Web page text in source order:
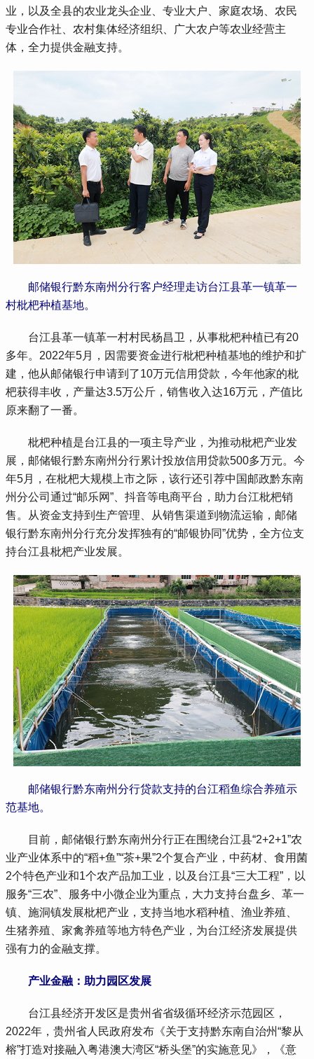
业，以及全县的农业龙头企业、专业大户、家庭农场、农民
专业合作社、农村集体经济组织、广大农户等农业经营主
体，全力提供金融支持。
邮储银行黔东南州分行客户经理走访台江县革一镇革一
村枇杷种植基地。
台江县革一镇革一村村民杨昌卫，从事枇杷种植已有20
多年。2022年5月，因需要资金进行枇杷种植基地的维护和扩
建，他从邮储银行申请到了10万元信用贷款，今年他家的枇
杷获得丰收，产量达3.5万公斤，销售收入达16万元，产值比
原来翻了一番。
枇杷种植是台江县的一项主导产业，为推动枇杷产业发
展，邮储银行黔东南州分行累计投放信用贷款500多万元。今
年5月，在枇杷大规模上市之际，该行还引荐中国邮政黔东南
州分公司通过“邮乐网”、抖音等电商平台，助力台江枇杷销
售。从资金支持到生产管理、从销售渠道到物流运输，邮储
银行黔东南州分行充分发挥独有的“邮银协同”优势，全方位支
持台江县枇杷产业发展。
邮储银行黔东南州分行贷款支持的台江稻鱼综合养殖示
范基地。
目前，邮储银行黔东南州分行正在围绕台江县“2+2+1”农
业产业体系中的“稻+鱼”“茶+果”2个复合产业，中药材、食用菌
2个特色产业和1个农产品加工业，以及台江县“三大工程”，以
服务“三农”、服务中小微企业为重点，大力支持台盘乡、革一
镇、施洞镇发展枇杷产业，支持当地水稻种植、渔业养殖、
生猪养殖、家禽养殖等地方特色产业，为台江经济发展提供
强有力的金融支撑。
产业金融：助力园区发展
台江县经济开发区是贵州省省级循环经济示范园区，
2022年，贵州省人民政府发布《关于支持黔东南自治州“黎从
榕”打造对接融入粤港澳大湾区“桥头堡”的实施意见》，《意